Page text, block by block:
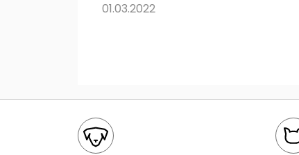
01.03.2022
Mapa kategorii